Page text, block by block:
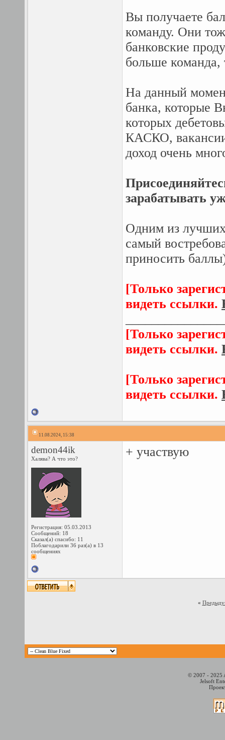
Вы получаете
команду. Они
банковские
больше
На данный
банка, которые
которых
КАСКО,
доход очень
зарабатывать
Одним из лучших
самый
приносить
[Только
видеть ссылки.
[Только
видеть ссылки.
[Только
видеть ссылки.
11.08.2024, 15:38
demon44ik
Халява? А что это?
Регистрация: 05.03.2013
Сообщений: 18
Сказал(а) спасибо: 11
Поблагодарили 36 раз(а) в 13
сообщениях
+ участвую
«
© 2007 - 2025
Jelsoft